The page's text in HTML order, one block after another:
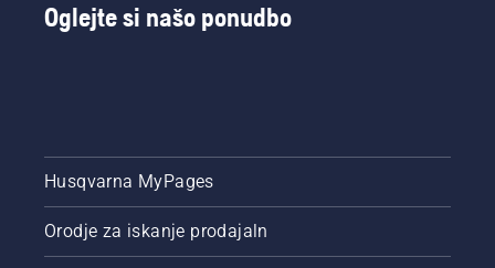
Oglejte si našo ponudbo
Husqvarna MyPages
Orodje za iskanje prodajaln